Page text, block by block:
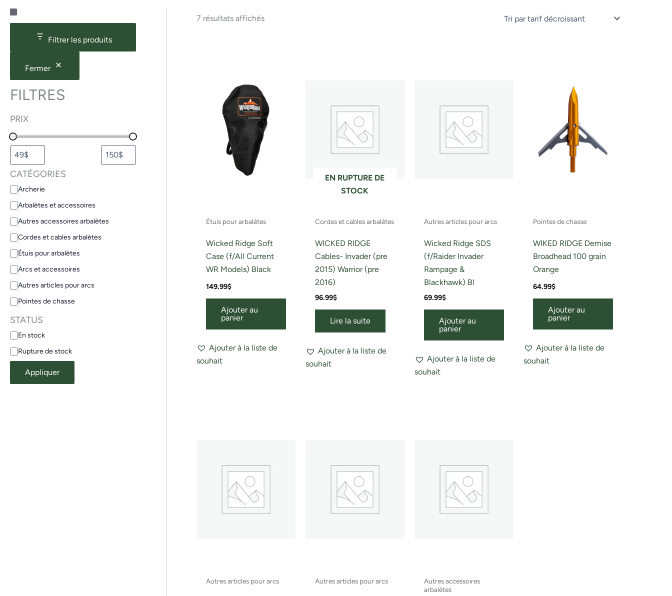
Filtrer les produits
Fermer
FILTRES
PRIX
CATÉGORIES
a
g
i
e
Archerie
Arbalètes et accessoires
Autres accessoires arbalètes
Cordes et cables arbalètes
Étuis pour arbalètes
Arcs et accessoires
Autres articles pour arcs
Pointes de chasse
STATUS
t
En stock
Rupture de stock
Appliquer
7 résultats affichés
Étuis pour arbalètes
Wicked Ridge Soft
Case (f/All Current
WR Models) Black
149.99$
Ajouter au
panier
Ajouter à la liste de
souhait
EN RUPTURE DE
STOCK
Cordes et cables arbalètes
WICKED RIDGE
Cables- Invader (pre
2015) Warrior (pre
2016)
96.99$
Lire la suite
Ajouter à la liste de
souhait
Autres articles pour arcs
Wicked Ridge SDS
(f/Raider Invader
Rampage &
Blackhawk) Bl
69.99$
Ajouter au
panier
Ajouter à la liste de
souhait
Pointes de chasse
WIKED RIDGE Demise
Broadhead 100 grain
Orange
64.99$
Ajouter au
panier
Ajouter à la liste de
souhait
Autres articles pour arcs Autres articles pour arcs
Autres accessoires
arbalètes